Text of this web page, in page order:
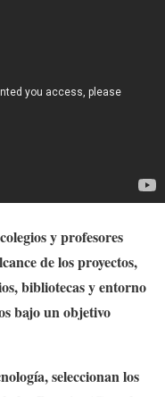
y profesores
de los proyectos,
bibliotecas y entorno
bajo un objetivo
seleccionan los